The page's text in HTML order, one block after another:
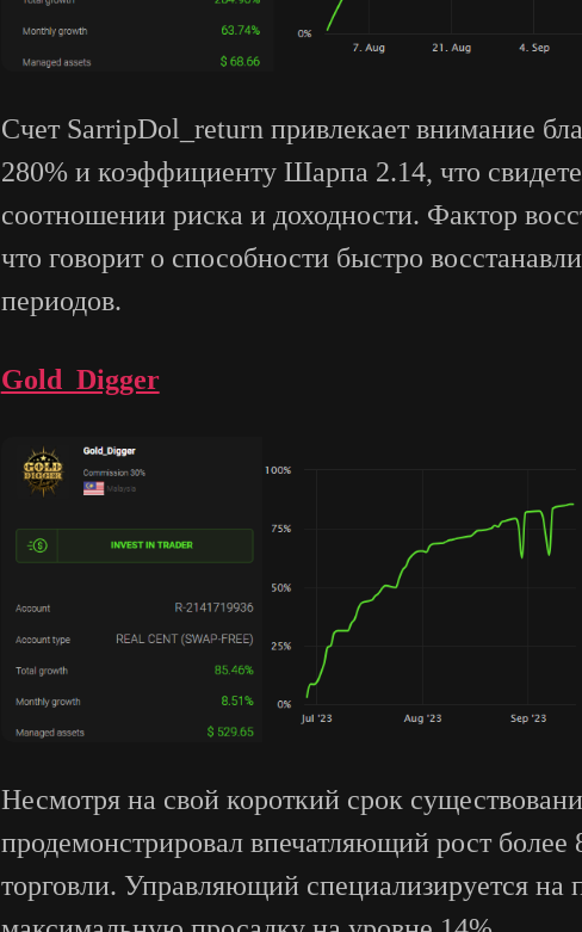
Счет SarripDol_return привлекает внимание
280% и коэффициенту Шарпа 2.14, что
соотношении риска и доходности. Фактор
что говорит о способности быстро
периодов.
Gold_Digger
Несмотря на свой короткий срок
продемонстрировал впечатляющий рост более
торговли. Управляющий специализируется на